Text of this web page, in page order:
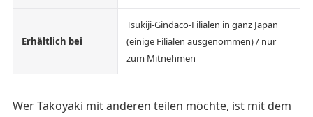
Erhältlich bei
Tsukiji-Gindaco-Filialen in ganz Japan
(einige Filialen ausgenommen) / nur
zum Mitnehmen
Wer Takoyaki mit anderen teilen möchte, ist mit dem